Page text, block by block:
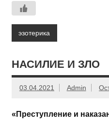
эзотерика
НАСИЛИЕ И ЗЛО
03.04.2021 Admin
«Преступление и